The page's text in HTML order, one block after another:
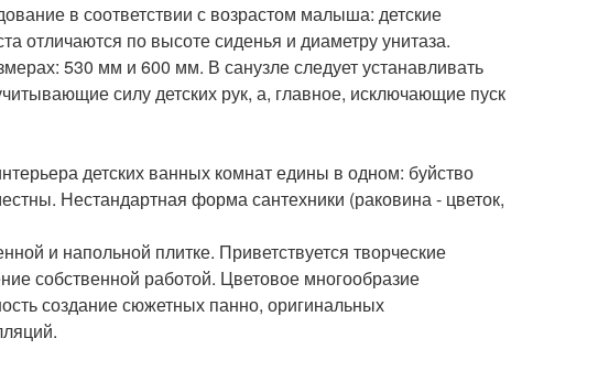
в соответствии с возрастом малыша: детские
отличаются по высоте сиденья и диаметру унитаза.
530 мм и 600 мм. В санузле следует устанавливать
силу детских рук, а, главное, исключающие пуск
детских ванных комнат едины в одном: буйство
Нестандартная форма сантехники (раковина - цветок,
и напольной плитке. Приветствуется творческие
собственной работой. Цветовое многообразие
создание сюжетных панно, оригинальных